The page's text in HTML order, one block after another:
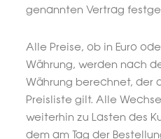
genannten Vertrag
Alle Preise, ob in Euro
Währung, werden nach
Währung berechnet, der
Preisliste gilt. Alle
weiterhin zu Lasten des
dem am Tag der